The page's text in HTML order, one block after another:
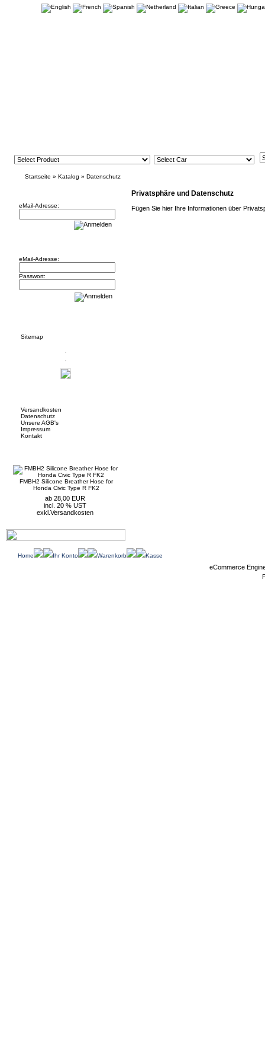
Startseite » Katalog » Datenschutz
eMail-Adresse:
eMail-Adresse:
Passwort:
Sitemap
Versandkosten
Datenschutz
Unsere AGB's
Impressum
Kontakt
FMBH2 Silicone Breather Hose for
Honda Civic Type R FK2
ab 28,00 EUR
incl. 20 % UST
exkl. Versandkosten
Privatsphäre und Datenschutz
Fügen Sie hier Ihre Informationen über
Home Ihr Konto Warenkorb Kasse
eCommerce